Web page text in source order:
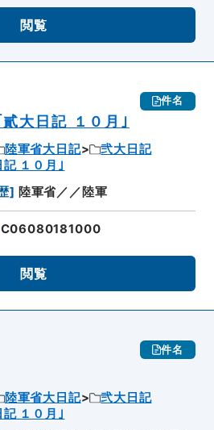
閲覧
件名
大日記 １０月｣
陸軍省大日記
弐大日記
１０月｣
] 陸軍省／／陸軍
C06080181000
閲覧
件名
陸軍省大日記
弐大日記
１０月｣